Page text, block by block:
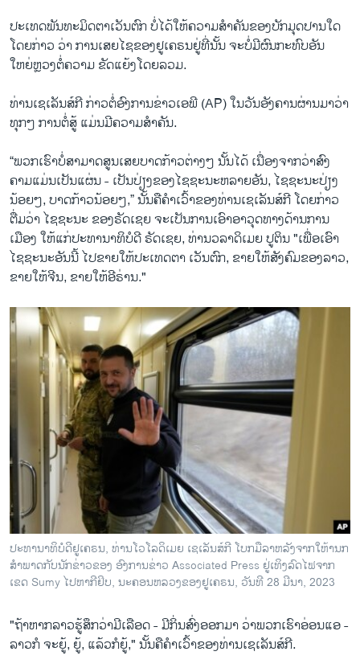
ປະ​ເທດພັນທະມິດຕາເວັນຕົກ ບໍ່ໄດ້ໃຫ້ຄວາມສໍາຄັນຂອງບັກ​ມຸດປານໃດ
ໂດຍກ່າວ ວ່າ ການເສຍໄຊຂອງຢູ​ເຄ​ຣນຢູ່ທີ່ນັ້ນ ຈະບໍ່ມີຜົນກະທົບອັນ
ໃຫຍ່ຫຼວງຕໍ່ຄວາມ ຂັດແຍ້ງໂດຍລວມ.
ທ່ານເຊ​ເລັນ​ສ໌​ກີ ກ່າວຕໍ່ອົງການຂ່າວເອ​ພີ (AP) ໃນວັນອັງຄານຜ່ານ​ມາວ່າ
ທຸກໆ ການຕໍ່ສູ້ ແມ່ນມີຄວາມສໍາຄັນ.
“ພວກ​ເຮົາ​ບໍ່​ສາ​ມາດ​ສູນ​ເສຍບາດ​ກ້າວ​ຕ່າງໆ​ ນັ້ນ​ໄດ້ ​ເນື່ອງ​ຈາກ​ວ່າ​ສົງ​
ຄາມ​ແມ່ນເປັນ​ແຜ່ນ - ເປັນ​ປ່ຽງ​ຂອງ​ໄຊ​ຊະ​ນະຫລາຍ​ອັນ, ໄຊ​ຊະ​ນະ​ປ່ຽງ
ນ້ອຍໆ, ບາດກ້າວນ້ອຍໆ,” ນັ້ນ​ຄື​ຄຳ​ເວົ້າ​ຂອງ​ທ່ານເຊ​ເລັນ​ສ໌​ກີ ໂດຍ​ກ່າວ
ຕື່ມວ່າ ໄຊຊະນະ ຂອງຣັດເຊຍ ຈະເປັນ​ການ​ເອົາອາວຸດທາງດ້ານການ
ເມືອງ ໃຫ້ແກ່ປະທານາທິບໍດີ ຣັດເຊຍ, ທ່ານວ​ລາ​ດິ​ເມຍ ປູ​ຕິນ "ເພື່ອເອົາ
ໄຊຊະນະອັນນີ້ ໄປ​ຂາຍໃຫ້ປະ​ເທດຕາ ເວັນຕົກ, ຂາຍໃຫ້ສັງຄົມຂອງລາວ,
ຂາຍໃຫ້ຈີນ, ຂາຍໃຫ້ອີຣ່ານ."
ປະທານາທິບໍດີຢູເຄຣນ, ທ່ານໂວໂລດິເມຍ ເຊເລັນສ໌ກີ ໂບກ​ມື​ລາ​ຫລັງ​ຈາກ​ໃຫ້​ານກ​
ສຳ​ພາດ​ກັບ​ນັກ​ຂ່າວ​ຂອງ ອົງ​ການ​ຂ່າວ Associated Press ຢູ່​ເທິງ​ລົດ​ໄຟຈາກ​
ເຂດ​ Sumy ໄປ​ຫາ​ກີ​ຢິບ, ນະ​ຄອນ​ຫລວງ​ຂອງ​ຢູ​ເຄ​ຣນ, ວັນ​ທີ 28 ມີ​ນາ, 2023
"ຖ້າຫາກລາວຮູ້ສຶກວ່າມີເລືອດ - ມີກິ່ນສົ່ງ​ອອກ​ມາ ​ວ່າພວກເຮົາອ່ອນແອ -
ລາວກໍ ຈະຍູ້, ຍູ້, ແລ້ວ​ກໍຍູ້," ນັ້ນ​ຄື​ຄຳ​ເວົ້າ​ຂອງ​ທ່ານເຊ​ເລັນ​ສ໌​ກີ.